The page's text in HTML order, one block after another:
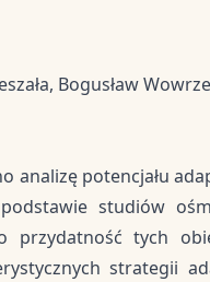
Bogusław
analizę potencjału
studiów
przydatność tych
strategii